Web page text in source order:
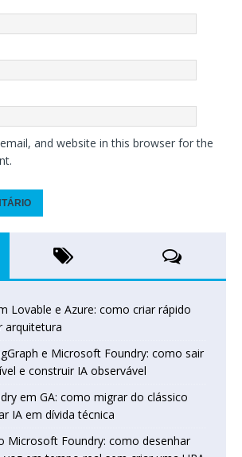
and website in this browser for the
Lovable e Azure: como criar rápido
arquitetura
e Microsoft Foundry: como sair
e construir IA observável
em GA: como migrar do clássico
IA em dívida técnica
Microsoft Foundry: como desenhar